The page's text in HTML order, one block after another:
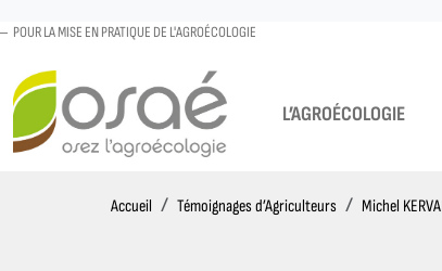
POUR LA MISE EN PRATIQUE DE L'AGROÉCOLOGIE
L’AGROÉCOLOGIE
Accueil AccueilTémoignages d’Agriculteurs Michel